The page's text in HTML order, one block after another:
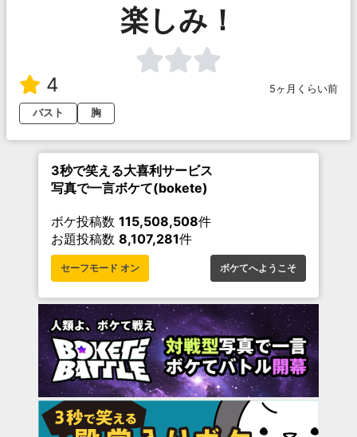
楽しみ！
4
5ヶ月くらい前
バスト
胸
3秒で笑える大喜利サービス
写真で一言ボケて(bokete)
ボケ投稿数 115,508,508件
お題投稿数 8,107,281件
セーフモード オン ボケてへようこそ